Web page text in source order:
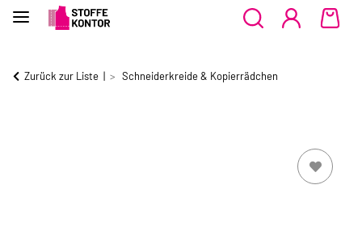
Zurück zur Liste Schneiderkreide & Kopierrädchen